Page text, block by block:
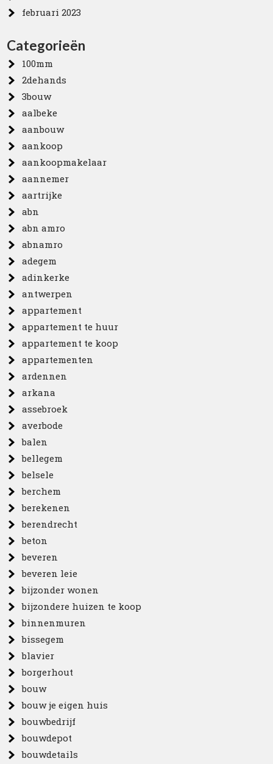
februari 2023
Categorieën
100mm
2dehands
3bouw
aalbeke
aanbouw
aankoop
aankoopmakelaar
aannemer
aartrijke
abn
abn amro
abnamro
adegem
adinkerke
antwerpen
appartement
appartement te huur
appartement te koop
appartementen
ardennen
arkana
assebroek
averbode
balen
bellegem
belsele
berchem
berekenen
berendrecht
beton
beveren
beveren leie
bijzonder wonen
bijzondere huizen te koop
binnenmuren
bissegem
blavier
borgerhout
bouw
bouw je eigen huis
bouwbedrijf
bouwdepot
bouwdetails